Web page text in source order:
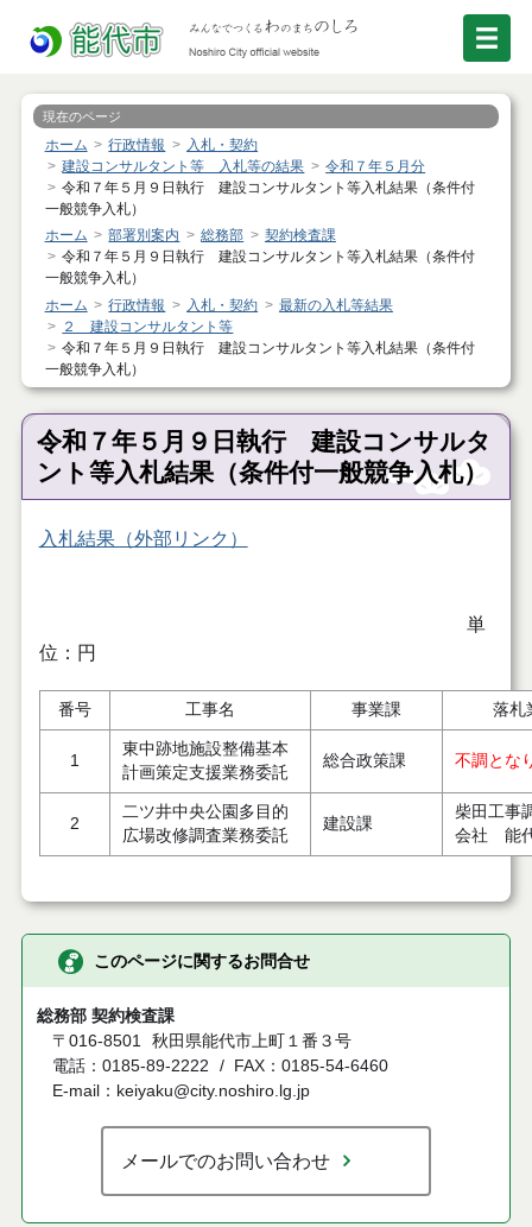
現在のページ
ホーム 行政情報
入札・契約
建設コンサルタント等 入札等の結果
令和７年５月分
令和７年５月９日執行 建設コンサルタント等入札結果（条件付
一般競争入札）
ホーム
部署別案内 総務部
契約検査課
令和７年５月９日執行 建設コンサルタント等入札結果（条件付
一般競争入札）
ホーム
行政情報 入札・契約
最新の入札等結果
２ 建設コンサルタント等
令和７年５月９日執行 建設コンサルタント等入札結果（条件付
一般競争入札）
令和７年５月９日執行 建設コンサルタ
ント等入札結果（条件付一般競争入札）
入札結果（外部リンク）
単
位：円
番号 工事名 事業課 落札
1
東中跡地施設整備基本
計画策定支援業務委託
総合政策課 不調とな
2
二ツ井中央公園多目的
広場改修調査業務委託
建設課
柴田工事
会社 能
このページに関するお問合せ
総務部 契約検査課
〒016-8501 秋田県能代市上町１番３号
電話：0185-89-2222
FAX：0185-54-6460
E-mail：keiyaku@city.noshiro.lg.jp
メールでのお問い合わせ